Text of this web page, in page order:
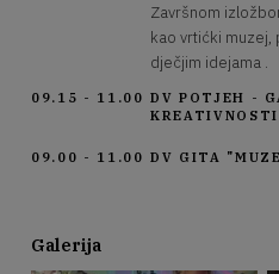
Završnom
kao vrtićki muzej,
dječjim idejama .
09.15 - 11.00 DV POTJEH -
KREATIVNOSTI
09.00 - 11.00 DV GITA
Galerija